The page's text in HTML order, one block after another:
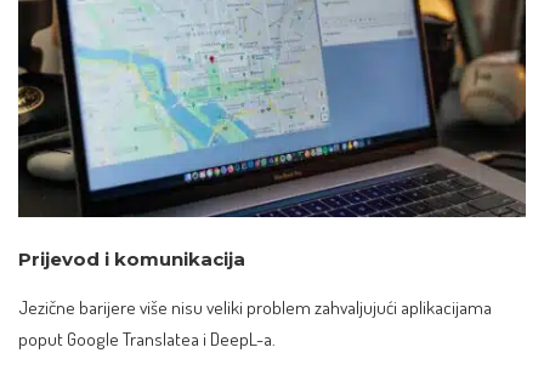
Prijevod i komunikacija
Jezične barijere više nisu veliki problem zahvaljujući aplikacijama
poput Google Translatea i DeepL-a.